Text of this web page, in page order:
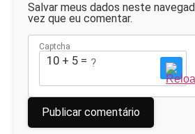
Salvar meus dados neste
vez que eu comentar.
Captcha
10 + 5 = ?